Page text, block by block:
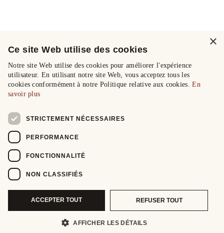
×
Ce site Web utilise des cookies
Notre site Web utilise des cookies pour améliorer l'expérience
utilisateur. En utilisant notre site Web, vous acceptez tous les
cookies conformément à notre Politique relative aux cookies.En
savoir plus
STRICTEMENT NÉCESSAIRES
PERFORMANCE
FONCTIONNALITÉ
NON CLASSIFIÉS
ACCEPTER TOUT REFUSER TOUT
AFFICHER LES DÉTAILS